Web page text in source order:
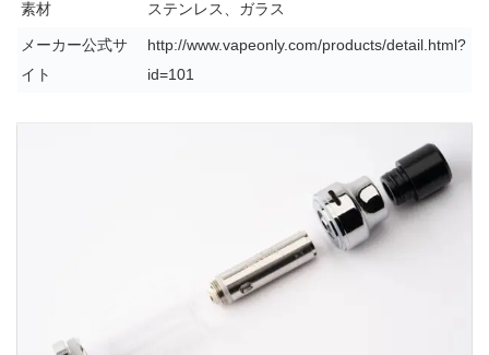
素材 ステンレス、ガラス
メーカー公式サ
イト
http://www.vapeonly.com/products/detail.html?
id=101